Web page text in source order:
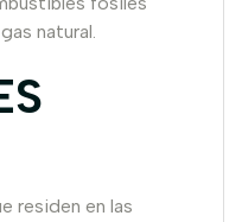
natural.
residen en las